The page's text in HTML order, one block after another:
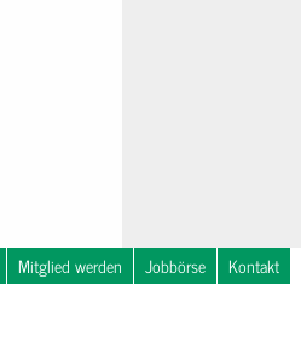
Mitglied werden Jobbörse Kontakt